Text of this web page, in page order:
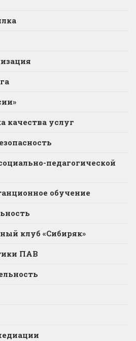
качества услуг
педагогической
обучение
клуб «Сибиряк»
ПАВ